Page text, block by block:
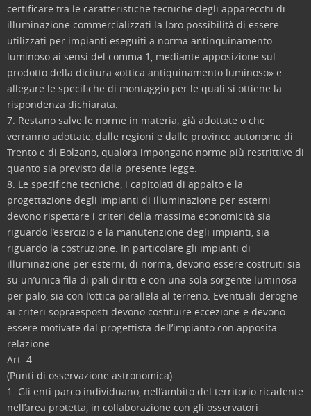
certificare tra le caratteristiche tecniche degli apparecchi di
illuminazione commercializzati la loro possibilità di essere
utilizzati per impianti eseguiti a norma antinquinamento
luminoso ai sensi del comma 1, mediante apposizione sul
prodotto della dicitura «ottica antiquinamento luminoso» e
allegare le specifiche di montaggio per le quali si ottiene la
rispondenza dichiarata.
7. Restano salve le norme in materia, già adottate o che
verranno adottate, dalle regioni e dalle province autonome di
Trento e di Bolzano, qualora impongano norme più restrittive di
quanto sia previsto dalla presente legge.
8. Le specifiche tecniche, i capitolati di appalto e la
progettazione degli impianti di illuminazione per esterni
devono rispettare i criteri della massima economicità sia
riguardo l’esercizio e la manutenzione degli impianti, sia
riguardo la costruzione. In particolare gli impianti di
illuminazione per esterni, di norma, devono essere costruiti sia
su un’unica fila di pali diritti e con una sola sorgente luminosa
per palo, sia con l’ottica parallela al terreno. Eventuali deroghe
ai criteri sopraesposti devono costituire eccezione e devono
essere motivate dal progettista dell’impianto con apposita
relazione.
Art. 4.
(Punti di osservazione astronomica)
1. Gli enti parco individuano, nell’ambito del territorio ricadente
nell’area protetta, in collaborazione con gli osservatori